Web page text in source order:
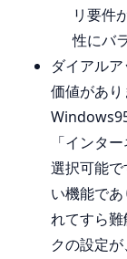
リ要件
性にバ
ダイアル
価値があ
「インタ
選択可能
い機能で
れてすら難
クの設定